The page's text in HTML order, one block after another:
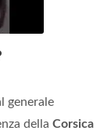
generale
della Corsica